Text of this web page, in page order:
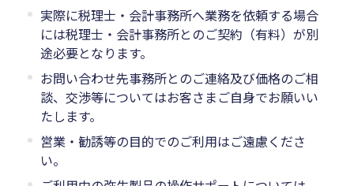
実際に税理士・会計事務所へ業務を依頼する場合
には税理士・会計事務所とのご契約（有料）が別
途必要となります。
お問い合わせ先事務所とのご連絡及び価格のご相
談、交渉等についてはお客さまご自身でお願いい
たします。
営業・勧誘等の目的でのご利用はご遠慮くださ
い。